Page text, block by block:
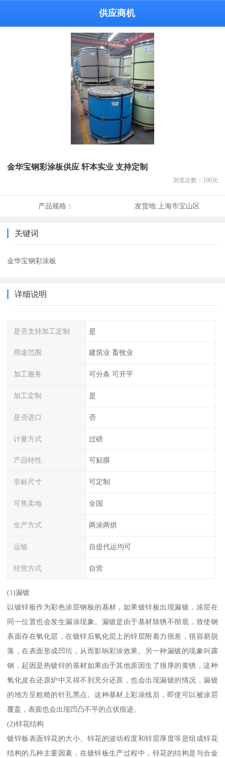
供应商机
金华宝钢彩涂板供应 轩本实业 支持定制
浏览次数： 190次
产品规格： 发货地:上海市宝山区
关键词
金华宝钢彩涂板
详细说明
是否支持加工定制 是
用途范围 建筑业 畜牧业
加工服务 可分条 可开平
加工定制 是
是否进口 否
计量方式 过磅
产品特性 可贴膜
非标尺寸 可定制
可售卖地 全国
生产方式 两涂两烘
运输 自提代运均可
经营方式 自营
(1)漏镀
以镀锌板作为彩色涂层钢板的基材，如果镀锌板出现漏镀，涂层在
同一位置也会发生漏涂现象。漏镀是由于基材除锈不彻底，致使钢
表面存在氧化层，在镀锌后氧化层上的锌层附着力很差，很容易脱
落，在表面形成凹坑，从而影响彩涂效果。另一种漏镀的现象叫露
钢，起因是热镀锌的基材如果由于其他原因生了很厚的黄锈，这种
氧化皮在还原炉中又得不到充分还原，也会出现漏镀的情况，漏镀
的地方呈粗糙的针孔黑点。这种基材上彩涂线后，即使可以被涂层
覆盖，表面也会出现凹凸不平的点状痕迹。
(2)锌花结构
镀锌板表面锌花的大小、锌花的波动程度和锌层厚度等是组成锌花
结构的几种主要因素，在镀锌板生产过程中，锌花的结构是与合金